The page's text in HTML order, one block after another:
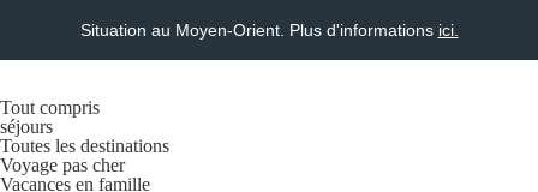
Situation au Moyen-Orient. Plus d'informations ici.
Tout compris
séjours
Toutes les destinations
Voyage pas cher
Vacances en famille